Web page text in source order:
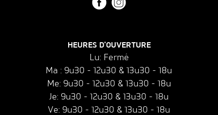
HEURES D'OUVERTURE
Lu: Fermé
Ma : 9u30 - 12u30 & 13u30 - 18u
Me: 9u30 - 12u30 & 13u30 - 18u
Je: 9u30 - 12u30 & 13u30 - 18u
Ve: 9u30 - 12u30 & 13u30 - 18u